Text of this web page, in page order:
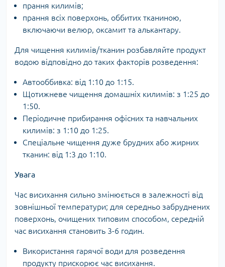
прання килимів;
прання всіх поверхонь, оббитих тканиною,
включаючи велюр, оксамит та алькантару.
Для чищення килимів/тканин розбавляйте продукт
водою відповідно до таких факторів розведення:
Автооббивка: від 1:10 до 1:15.
Щотижневе чищення домашніх килимів: з 1:25 до
1:50.
Періодичне прибирання офісних та навчальних
килимів: з 1:10 до 1:25.
Спеціальне чищення дуже брудних або жирних
тканин: від 1:3 до 1:10.
Увага
Час висихання сильно змінюється в залежності від
зовнішньої температури; для середньо забруднених
поверхонь, очищених типовим способом, середній
час висихання становить 3-6 годин.
Використання гарячої води для розведення
продукту прискорює час висихання.